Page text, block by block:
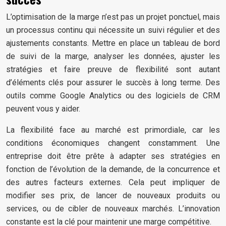
L’optimisation de la marge n’est pas un projet ponctuel, mais
un processus continu qui nécessite un suivi régulier et des
ajustements constants. Mettre en place un tableau de bord
de suivi de la marge, analyser les données, ajuster les
stratégies et faire preuve de flexibilité sont autant
d’éléments clés pour assurer le succès à long terme. Des
outils comme Google Analytics ou des logiciels de CRM
peuvent vous y aider.
La flexibilité face au marché est primordiale, car les
conditions économiques changent constamment. Une
entreprise doit être prête à adapter ses stratégies en
fonction de l’évolution de la demande, de la concurrence et
des autres facteurs externes. Cela peut impliquer de
modifier ses prix, de lancer de nouveaux produits ou
services, ou de cibler de nouveaux marchés. L’innovation
constante est la clé pour maintenir une marge compétitive.